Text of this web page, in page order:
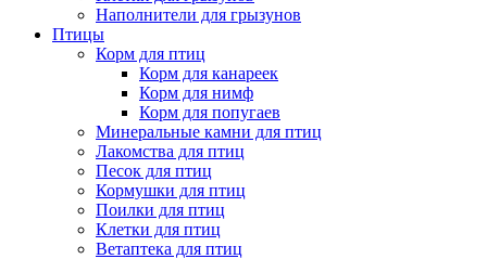
Наполнители для грызунов
Птицы
Корм для птиц
Корм для канареек
Корм для нимф
Корм для попугаев
Минеральные камни для птиц
Лакомства для птиц
Песок для птиц
Кормушки для птиц
Поилки для птиц
Клетки для птиц
Ветаптека для птиц